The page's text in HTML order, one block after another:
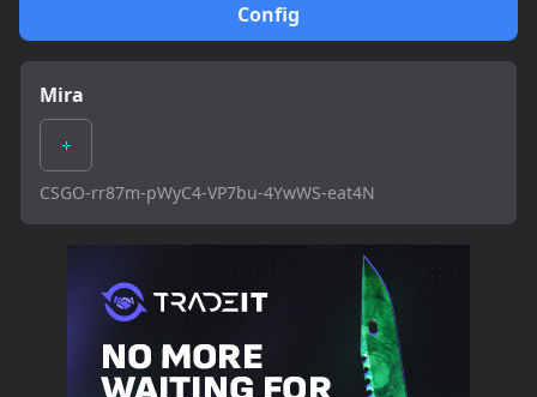
Config
Mira
CSGO-rr87m-pWyC4-VP7bu-4YwWS-eat4N